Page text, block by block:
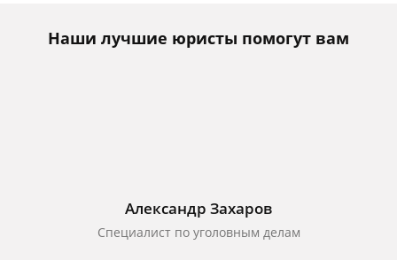
Наши лучшие юристы помогут вам
Александр Захаров
Специалист по уголовным делам